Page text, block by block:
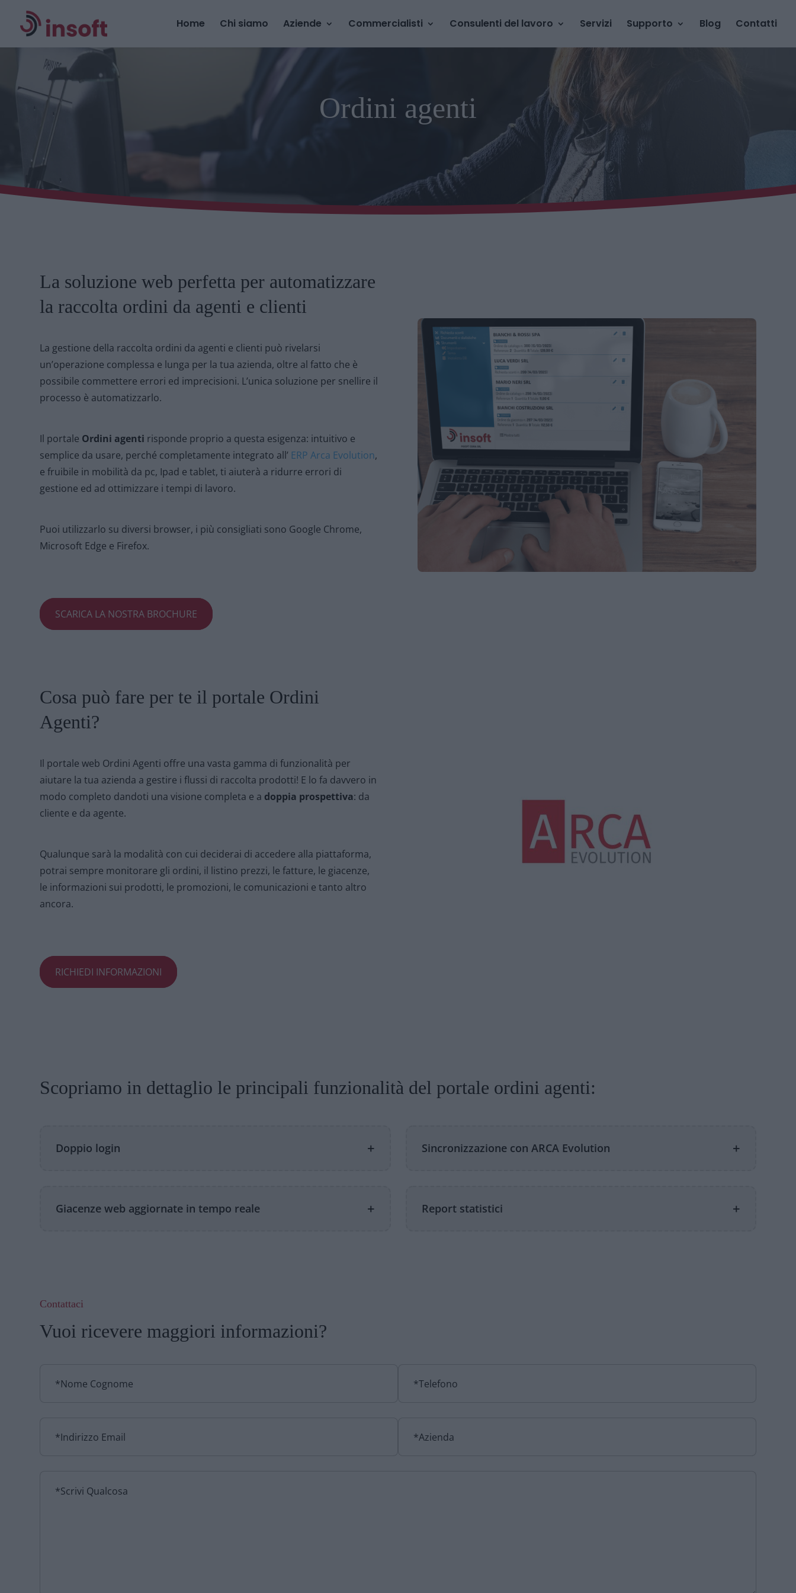
Home Chi siamo Aziende Commercialisti Consulenti del lavoro Servizi Supporto Blog Contatti
Ordini agenti
La soluzione web perfetta per automatizzare
la raccolta ordini da agenti e clienti
La gestione della raccolta ordini da agenti e clienti può rivelarsi
un’operazione complessa e lunga per la tua azienda, oltre al fatto che è
possibile commettere errori ed imprecisioni. L’unica soluzione per snellire il
processo è automatizzarlo.
Il portale Ordini agenti risponde proprio a questa esigenza: intuitivo e
semplice da usare, perché completamente integrato all’ ERP Arca Evolution,
e fruibile in mobilità da pc, Ipad e tablet, ti aiuterà a ridurre errori di
gestione ed ad ottimizzare i tempi di lavoro.
Puoi utilizzarlo su diversi browser, i più consigliati sono Google Chrome,
Microsoft Edge e Firefox.
SCARICA LA NOSTRA BROCHURE
Cosa può fare per te il portale Ordini
Agenti?
Il portale web Ordini Agenti offre una vasta gamma di funzionalità per
aiutare la tua azienda a gestire i flussi di raccolta prodotti! E lo fa davvero in
modo completo dandoti una visione completa e a doppia prospettiva: da
cliente e da agente.
Qualunque sarà la modalità con cui deciderai di accedere alla piattaforma,
potrai sempre monitorare gli ordini, il listino prezzi, le fatture, le giacenze,
le informazioni sui prodotti, le promozioni, le comunicazioni e tanto altro
ancora.
RICHIEDI INFORMAZIONI
Scopriamo in dettaglio le principali funzionalità del portale ordini agenti:
Doppio login + Sincronizzazione con ARCA Evolution +
Giacenze web aggiornate in tempo reale + Report statistici +
Contattaci
Vuoi ricevere maggiori informazioni?